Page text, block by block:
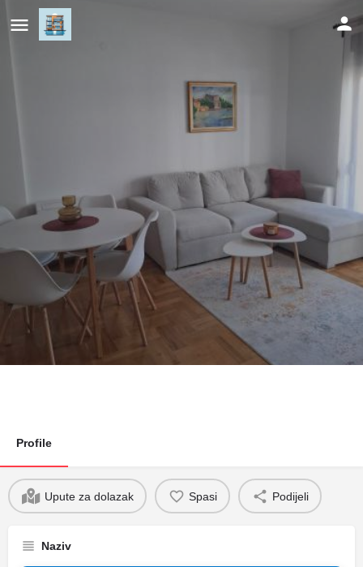
Apartman Astra
Profile
Upute za dolazak Spasi Podijeli
Naziv